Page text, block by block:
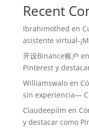
Recent
Ibrahimothed en
asistente virtual-
开设Binance账户 en
Pinterest y
Williamswaloen
sin experiencia—
Claudeepilm en
y destacar como